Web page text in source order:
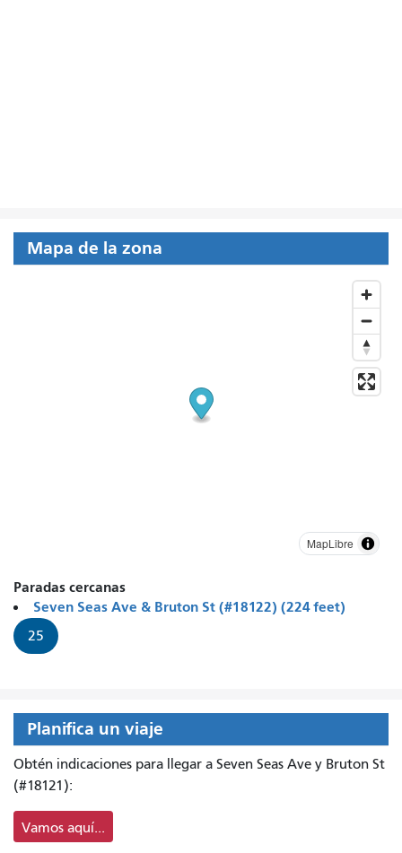
Mapa de la zona
MapLibre
Paradas cercanas
Seven Seas Ave & Bruton St (#18122) (224 feet)
25
Planifica un viaje
Obtén indicaciones para llegar a Seven Seas Ave y Bruton St
(#18121):
Vamos aquí...